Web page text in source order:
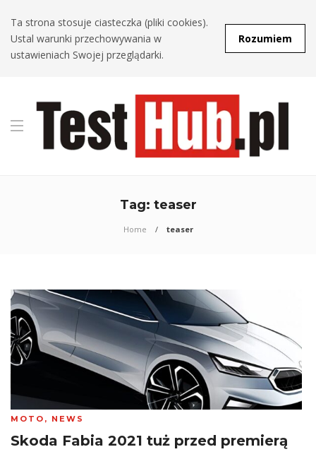
Ta strona stosuje ciasteczka (pliki cookies).
Ustal warunki przechowywania w
ustawieniach Swojej przeglądarki.
Rozumiem
Tag: teaser
Home teaser
MOTO , NEWS
Skoda Fabia 2021 tuż przed premierą